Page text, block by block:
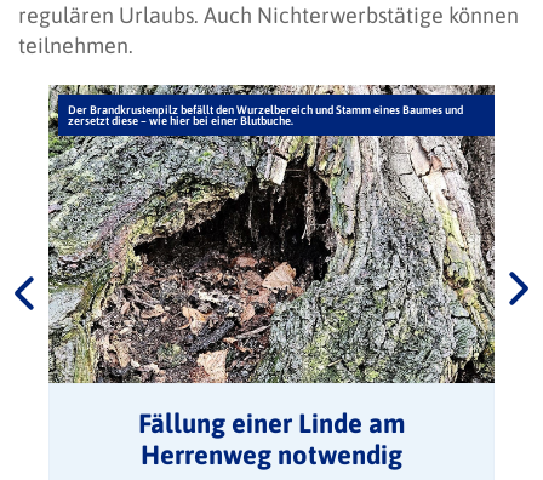
regulären Urlaubs. Auch Nichterwerbstätige können
teilnehmen.
Der Brandkrustenpilz befällt den Wurzelbereich und Stamm eines Baumes und
zersetzt diese – wie hier bei einer Blutbuche.
Fällung einer Linde am
Herrenweg notwendig